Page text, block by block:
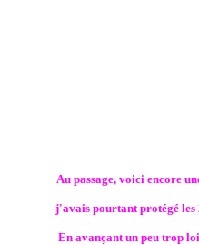
Au passage, voici encore
j'avais pourtant protégé les
En avançant un peu trop